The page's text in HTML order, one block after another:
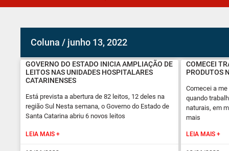
Coluna / junho 13, 2022
GOVERNO DO ESTADO INICIA AMPLIAÇÃO DE
LEITOS NAS UNIDADES HOSPITALARES
CATARINENSES
Está prevista a abertura de 82 leitos, 12 deles na
região Sul Nesta semana, o Governo do Estado de
Santa Catarina abriu 6 novos leitos
LEIA MAIS +
COMECEI
PRODUTOS
Comecei a
quando
naturais, em
mais
LEIA MAIS +